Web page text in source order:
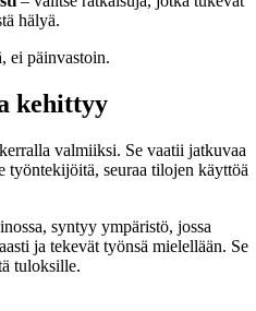
hälyä.
ei päinvastoin.
kehittyy
valmiiksi. Se vaatii jatkuvaa
työntekijöitä, seuraa tilojen käyttöä
syntyy ympäristö, jossa
ja tekevät työnsä mielellään. Se
tuloksille.